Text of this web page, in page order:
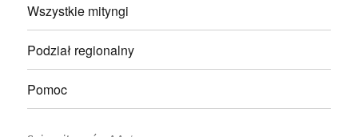
Wszystkie mityngi
Podział regionalny
Pomoc